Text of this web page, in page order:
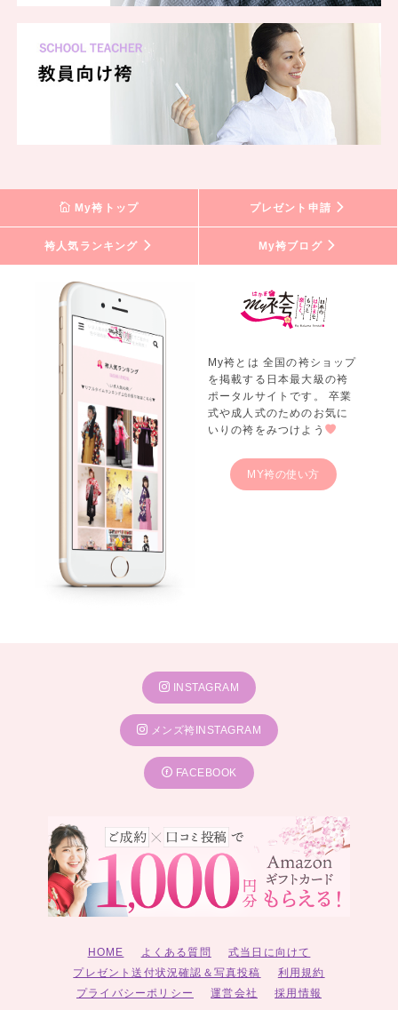
My袴トップ プレゼント申請
袴人気ランキング My袴ブログ
My袴とは 全国の袴ショップ
を掲載する日本最大級の袴
ポータルサイトです。 卒業
式や成人式のためのお気に
いりの袴をみつけよう
MY袴の使い方
INSTAGRAM
メンズ袴INSTAGRAM
FACEBOOK
HOME よくある質問
式当日に向けて
プレゼント送付状況確認＆写真投稿
利用規約
プライバシーポリシー
運営会社 採用情報